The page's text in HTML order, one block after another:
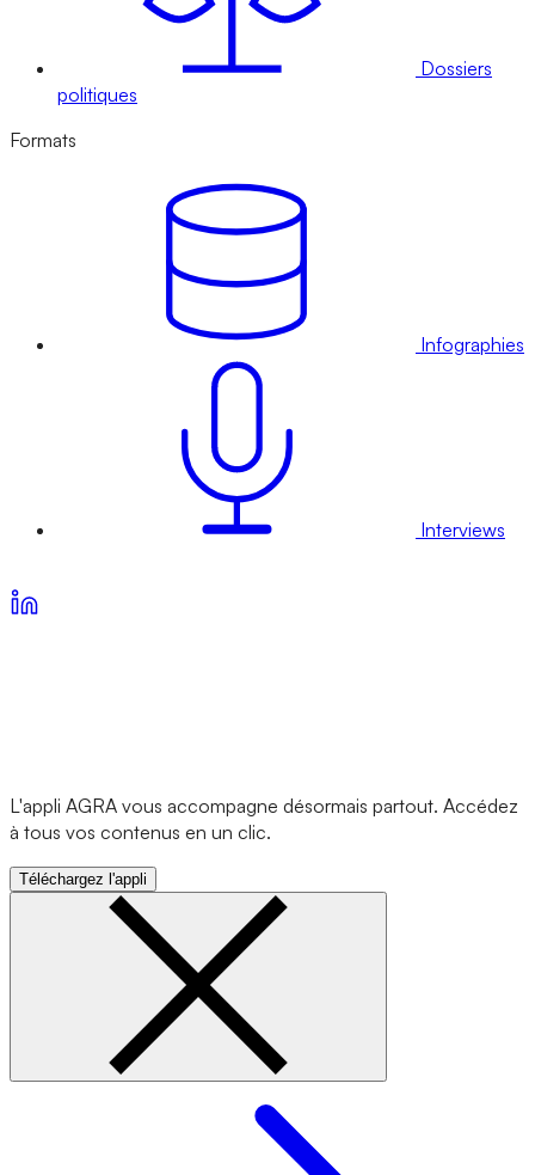
Dossiers
politiques
Formats
Infographies
Interviews
L'appli AGRA vous accompagne désormais partout. Accédez
à tous vos contenus en un clic.
Téléchargez l'appli